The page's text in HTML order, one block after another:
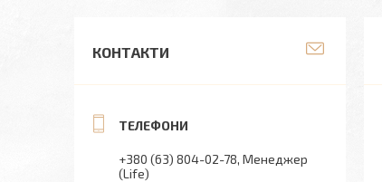
КОНТАКТИ
+380 (63) 804-02-78 Менеджер
(Life)